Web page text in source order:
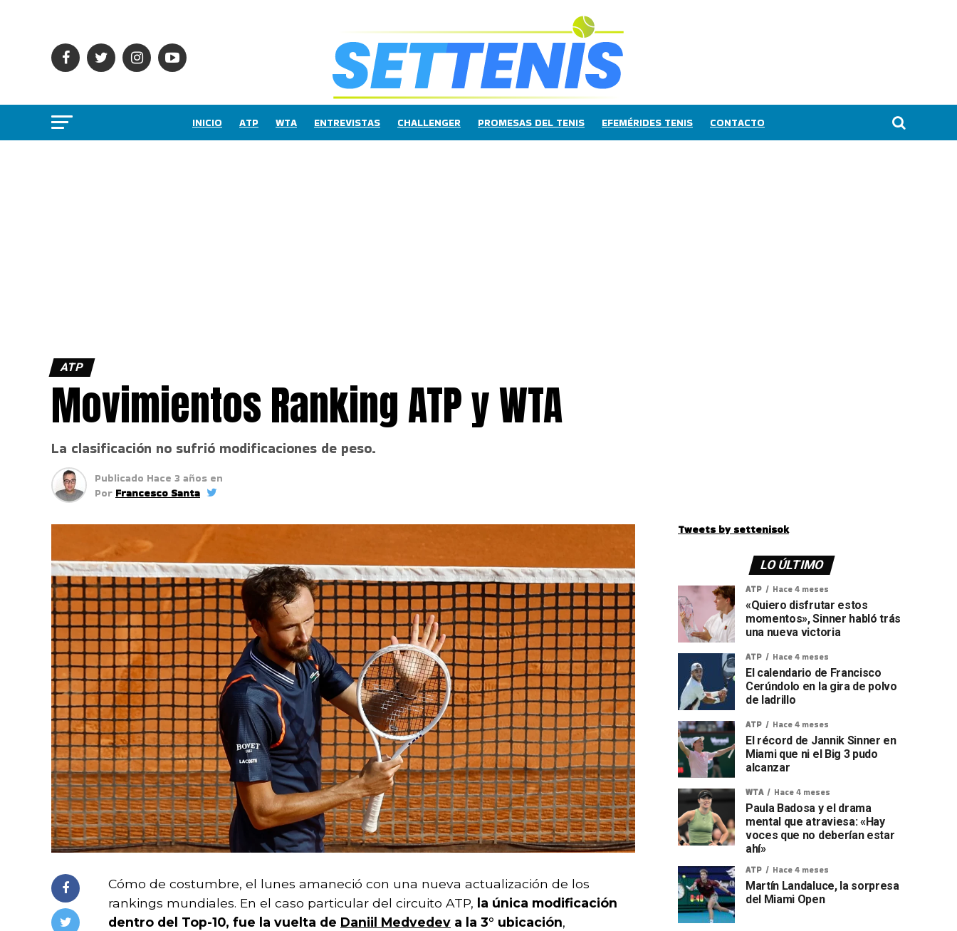
INICIO ATP WTA ENTREVISTAS CHALLENGER PROMESAS DEL TENIS EFEMÉRIDES TENIS CONTACTO
ATP
Movimientos Ranking ATP y WTA
La clasificación no sufrió modificaciones de peso.
Publicado Hace 3 años en
Por Francesco Santa
Cómo de costumbre, el lunes amaneció con una nueva actualización de los
rankings mundiales. En el caso particular del circuito ATP, la única modificación
dentro del Top-10, fue la vuelta de Daniil Medvedev a la 3° ubicación,
Tweets by settenisok
LO ÚLTIMO
ATP Hace 4 meses
«Quiero disfrutar estos
momentos», Sinner habló trás
una nueva victoria
ATP Hace 4 meses
El calendario de Francisco
Cerúndolo en la gira de polvo
de ladrillo
ATP Hace 4 meses
El récord de Jannik Sinner en
Miami que ni el Big 3 pudo
alcanzar
WTA Hace 4 meses
Paula Badosa y el drama
mental que atraviesa: «Hay
voces que no deberían estar
ahí»
ATP Hace 4 meses
Martín Landaluce, la sorpresa
del Miami Open